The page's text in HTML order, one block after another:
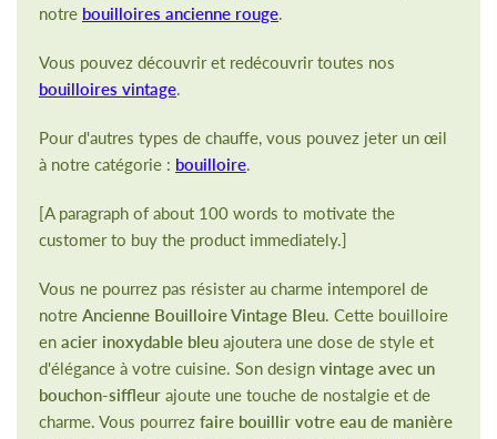
notre bouilloires ancienne rouge.
Vous pouvez découvrir et redécouvrir toutes nos
bouilloires vintage.
Pour d'autres types de chauffe, vous pouvez jeter un œil
à notre catégorie : bouilloire.
[A paragraph of about 100 words to motivate the
customer to buy the product immediately.]
Vous ne pourrez pas résister au charme intemporel de
notreAncienne Bouilloire Vintage Bleu. Cette bouilloire
enacier inoxydable bleu ajoutera une dose de style et
d'élégance à votre cuisine. Son designvintage avec un
bouchon-siffleur ajoute une touche de nostalgie et de
charme. Vous pourrezfaire bouillir votre eau de manière